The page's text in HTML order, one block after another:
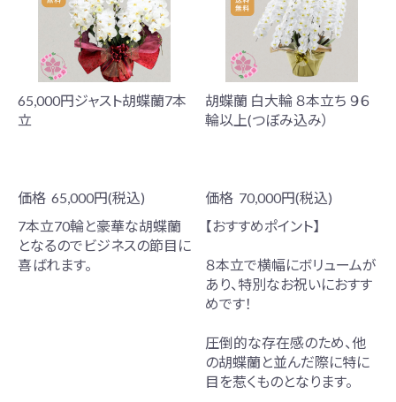
65,000円ジャスト胡蝶蘭7本
立
価格 65,000円(税込)
7本立70輪と豪華な胡蝶蘭
となるのでビジネスの節目に
喜ばれます。
胡蝶蘭 白大輪 ８本立ち ９６
輪以上(つぼみ込み）
価格 70,000円(税込)
【おすすめポイント】
８本立で横幅にボリュームが
あり、特別なお祝いにおすす
めです！
圧倒的な存在感のため、他
の胡蝶蘭と並んだ際に特に
目を惹くものとなります。